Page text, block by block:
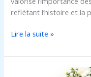
reflétant l’histoire et la
Lire la suite »